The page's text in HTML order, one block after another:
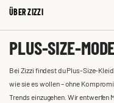
ÜBER ZIZZI
PLUS-SIZE-
Bei Zizzi findest du Plus-Size-
wie sie es wollen – ohne
Trends einzugehen. Wir entwerfen